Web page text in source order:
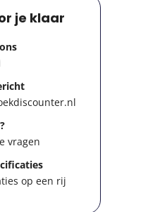
je klaar
vragen
op een rij